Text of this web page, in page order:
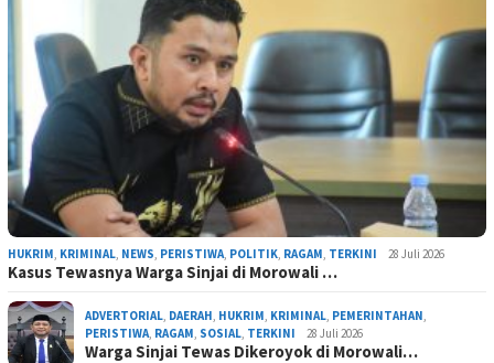
HUKRIM, KRIMINAL, NEWS, PERISTIWA, POLITIK, RAGAM, TERKINI 28 Juli 2026
Kasus Tewasnya Warga Sinjai di Morowali …
ADVERTORIAL, DAERAH, HUKRIM, KRIMINAL, PEMERINTAHAN,
PERISTIWA, RAGAM, SOSIAL, TERKINI 28 Juli 2026
Warga Sinjai Tewas Dikeroyok di Morowali…